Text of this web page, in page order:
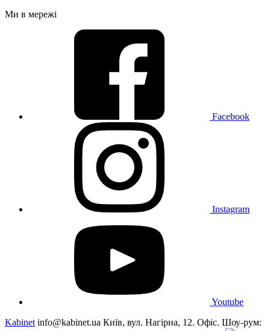
Ми в мережі
Facebook
Instagram
Youtube
Kabinet info@kabinet.ua Київ, вул. Нагірна, 12. Офіс. Шоу-рум: